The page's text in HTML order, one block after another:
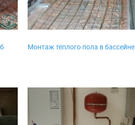
Монтаж тёплого пола в бассейне